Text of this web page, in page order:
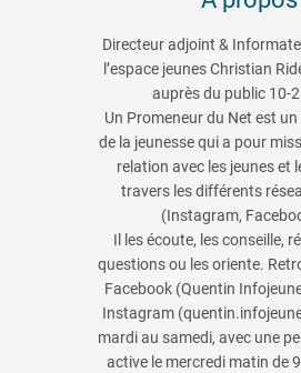
Directeur adjoint &
l’espace jeunes Christian
auprès du public 10-
Un Promeneur du Net est
de la jeunesse qui a pour
relation avec les jeunes et
travers les différents
(Instagram,
Il les écoute, les conseille,
questions ou les oriente.
Facebook (Quentin
Instagram
mardi au samedi, avec une
active le mercredi matin de